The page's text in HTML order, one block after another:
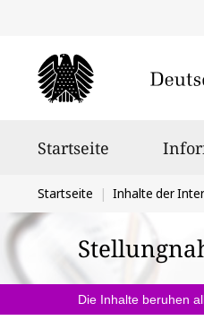
Startseite
Sie
befinden
sich
hier:
Startseite Inhalte der
Die Inhalte beruhen